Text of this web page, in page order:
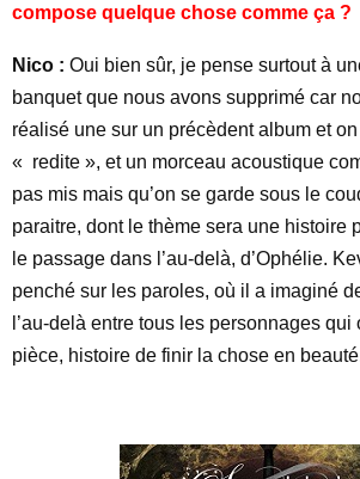
compose quelque chose comme ça ?
Nico : Oui bien sûr, je pense surtout à
banquet que nous avons supprimé car
réalisé une sur un précèdent album et
« redite », et un morceau acoustique
pas mis mais qu’on se garde sous le
paraitre, dont le thème sera une histoire
le passage dans l’au-delà, d’Ophélie.
penché sur les paroles, où il a imaginé
l’au-delà entre tous les personnages
pièce, histoire de finir la chose en